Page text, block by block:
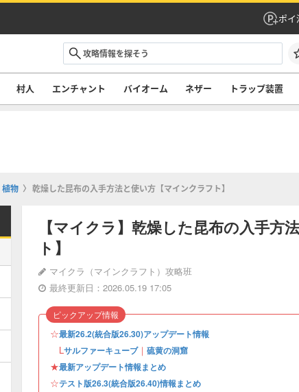
ポイ
村人 エンチャント バイオーム ネザー トラップ装置
植物 乾燥した昆布の入手方法と使い方【マインクラフト】
【マイクラ】乾燥した昆布の入手方
ト】
マイクラ（マインクラフト）攻略班
最終更新日：2026.05.19 17:05
☆最新26.2(統合版26.30)アップデート情報
Lサルファーキューブ｜ 硫黄の洞窟
★最新アップデート情報まとめ
☆テスト版26.3(統合版26.40)情報まとめ
ピックアップ情報